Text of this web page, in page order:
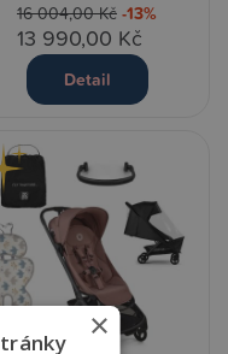
16 004,00 Kč -13%
13 990,00 Kč
Detail
×